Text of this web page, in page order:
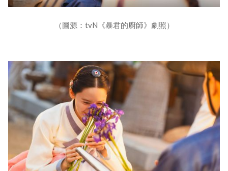
（圖源：tvN《暴君的廚師》劇照）